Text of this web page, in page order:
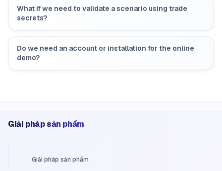
What if we need to validate a scenario using trade
secrets?
Do we need an account or installation for the online
demo?
Giải pháp sản phẩm
Giải pháp sản phẩm